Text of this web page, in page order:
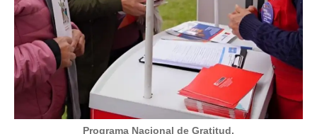
Programa Nacional de Gratitud.